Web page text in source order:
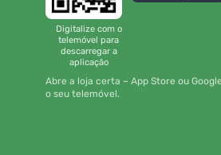
Digitalize com o
telemóvel para
descarregar a
aplicação
Abre a loja certa – App Store ou
o seu telemóvel.